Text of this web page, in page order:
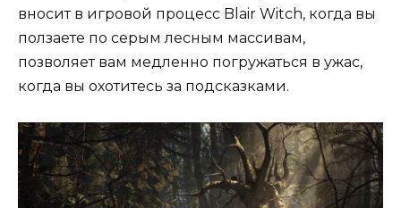
вносит в игровой процесс Blair Witch, когда вы
ползаете по серым лесным массивам,
позволяет вам медленно погружаться в ужас,
когда вы охотитесь за подсказками.